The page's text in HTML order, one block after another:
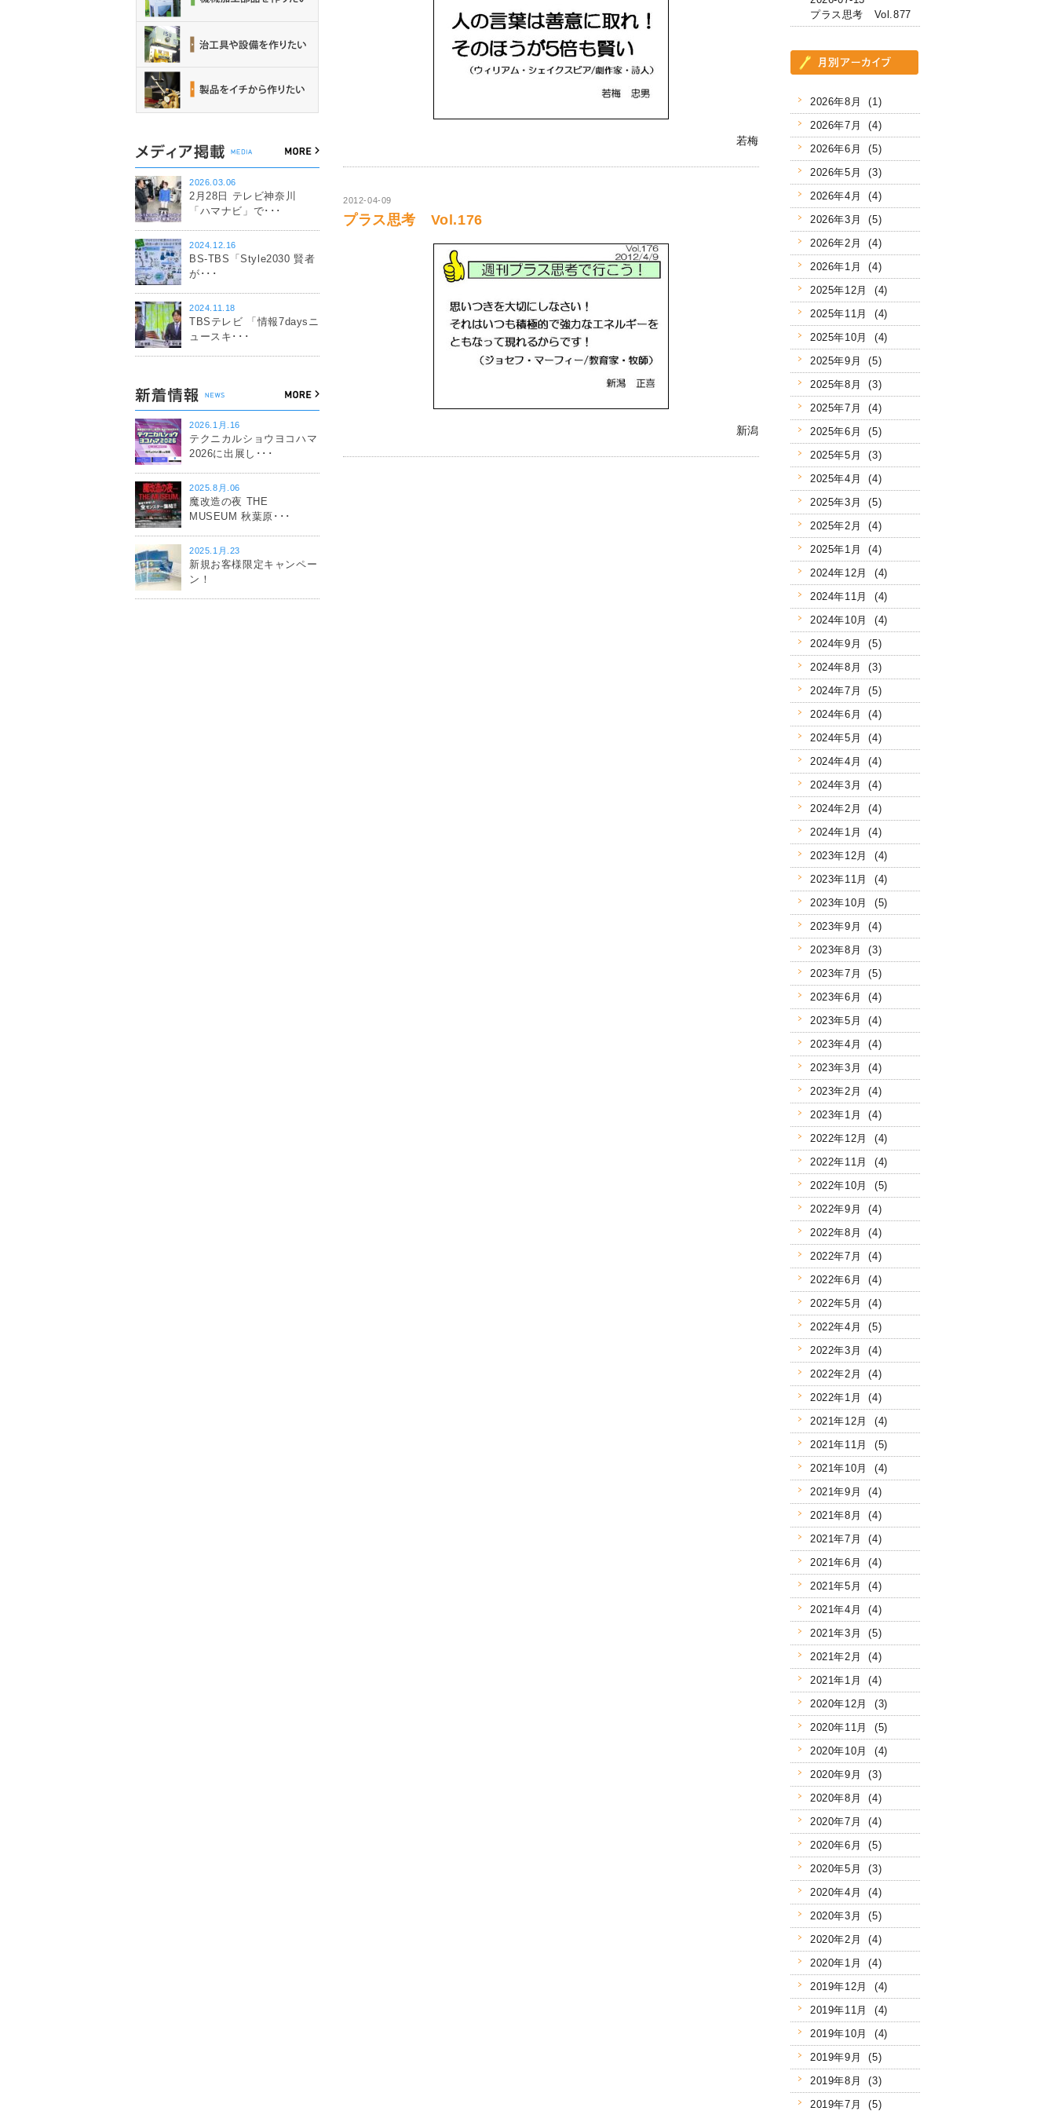
若梅
2012-04-09
プラス思考 Vol.176
新潟
プラス思考 Vol.877
2026年8月 (1)
2026年7月 (4)
2026年6月 (5)
2026年5月 (3)
2026年4月 (4)
2026年3月 (5)
2026年2月 (4)
2026年1月 (4)
2025年12月 (4)
2025年11月 (4)
2025年10月 (4)
2025年9月 (5)
2025年8月 (3)
2025年7月 (4)
2025年6月 (5)
2025年5月 (3)
2025年4月 (4)
2025年3月 (5)
2025年2月 (4)
2025年1月 (4)
2024年12月 (4)
2024年11月 (4)
2024年10月 (4)
2024年9月 (5)
2024年8月 (3)
2024年7月 (5)
2024年6月 (4)
2024年5月 (4)
2024年4月 (4)
2024年3月 (4)
2024年2月 (4)
2024年1月 (4)
2023年12月 (4)
2023年11月 (4)
2023年10月 (5)
2023年9月 (4)
2023年8月 (3)
2023年7月 (5)
2023年6月 (4)
2023年5月 (4)
2023年4月 (4)
2023年3月 (4)
2023年2月 (4)
2023年1月 (4)
2022年12月 (4)
2022年11月 (4)
2022年10月 (5)
2022年9月 (4)
2022年8月 (4)
2022年7月 (4)
2022年6月 (4)
2022年5月 (4)
2022年4月 (5)
2022年3月 (4)
2022年2月 (4)
2022年1月 (4)
2021年12月 (4)
2021年11月 (5)
2021年10月 (4)
2021年9月 (4)
2021年8月 (4)
2021年7月 (4)
2021年6月 (4)
2021年5月 (4)
2021年4月 (4)
2021年3月 (5)
2021年2月 (4)
2021年1月 (4)
2020年12月 (3)
2020年11月 (5)
2020年10月 (4)
2020年9月 (3)
2020年8月 (4)
2020年7月 (4)
2020年6月 (5)
2020年5月 (3)
2020年4月 (4)
2020年3月 (5)
2020年2月 (4)
2020年1月 (4)
2019年12月 (4)
2019年11月 (4)
2019年10月 (4)
2019年9月 (5)
2019年8月 (3)
2019年7月 (5)
2026.03.06
2月28日 テレビ神奈川
「ハマナビ」で･･･
2024.12.16
BS-TBS「Style2030 賢者
が･･･
2024.11.18
TBSテレビ 「情報7daysニ
ュースキ･･･
2026.1月.16
テクニカルショウヨコハマ
2026に出展し･･･
2025.8月.06
魔改造の夜 THE
MUSEUM 秋葉原･･･
2025.1月.23
新規お客様限定キャンペー
ン！